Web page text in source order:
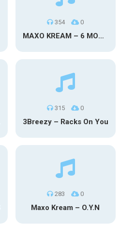
354 0
MAXO KREAM – 6 MONTHS CLEAN
315 0
3Breezy – Racks On You
283 0
Maxo Kream – O.Y.N